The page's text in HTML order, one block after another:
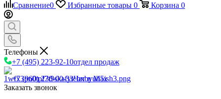
Сравнение0 Избранные товары 0 Корзина 0
Телефоны
+7 (495) 223-92-10отдел продаж
+7 (960) 230-00-33Чат в Max
Заказать звонок